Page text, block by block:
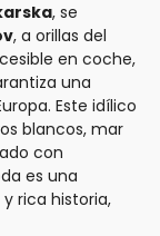
, se
, a orillas del
en coche,
una
Este idílico
blancos, mar
con
es una
rica historia,